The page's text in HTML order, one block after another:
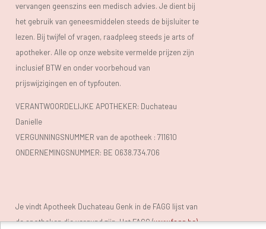
vervangen geenszins een medisch advies. Je dient bij
het gebruik van geneesmiddelen steeds de bijsluiter te
lezen. Bij twijfel of vragen, raadpleeg steeds je arts of
apotheker. Alle op onze website vermelde prijzen zijn
inclusief BTW en onder voorbehoud van
prijswijzigingen en of typfouten.
VERANTWOORDELIJKE APOTHEKER: Duchateau
Danielle
VERGUNNINGSNUMMER van de apotheek : 711610
ONDERNEMINGSNUMMER: BE 0638.734.706
Je vindt Apotheek Duchateau Genk in de FAGG lijst van
de apotheken die vergund zijn. Het FAGG (www.fagg.be)